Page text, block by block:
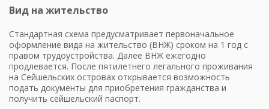
иностранных граждан, получивших
отказ от предыдущего гражданства
не является обязательным условием.
Вид на жительство
Стандартная схема предусматривает первоначальное
оформление вида на жительство (ВНЖ) сроком на 1 год с
правом трудоустройства. Далее ВНЖ ежегодно
продлевается. После пятилетнего легального проживания
на Сейшельских островах открывается возможность
подать документы для приобретения гражданства и
получить сейшельский паспорт.